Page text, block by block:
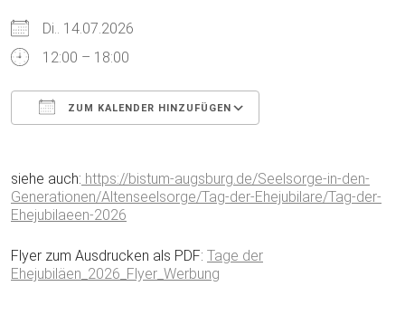
Di.. 14.07.2026
12:00 – 18:00
ZUM KALENDER HINZUFÜGEN
siehe auch: https://bistum-augsburg.de/Seelsorge-in-den-
Generationen/Altenseelsorge/Tag-der-Ehejubilare/Tag-der-
Ehejubilaeen-2026
Flyer zum Ausdrucken als PDF: Tage der
Ehejubiläen_2026_Flyer_Werbung